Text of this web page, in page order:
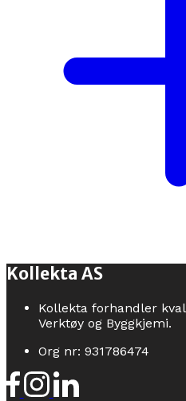
Kollekta AS
Kollekta forhandler
Verktøy og Byggkjemi.
Org nr: 931786474